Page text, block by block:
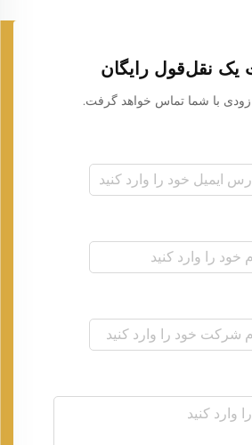
یک نقل‌قول رایگان
زودی با شما تماس خواهد گرفت.